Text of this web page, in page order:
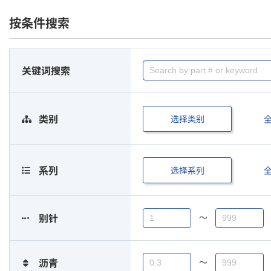
按条件搜索
关键词搜索
类别 选择类别
系列 选择系列
别针 〜
沥青 〜